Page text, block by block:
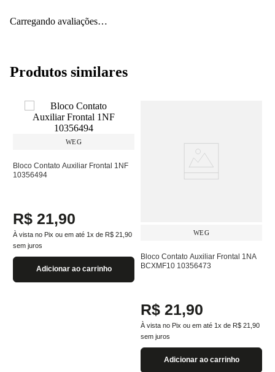
Carregando avaliações…
Produtos similares
WEG
Bloco Contato Auxiliar Frontal 1NF
10356494
R$ 21,90
À vista no Pix ou em até 1x de R$ 21 90
sem juros
Adicionar ao carrinho
WEG
Bloco Contato Auxiliar Frontal 1NA
BCXMF10 10356473
R$ 21,90
À vista no Pix ou em até 1x de R$ 21 90
sem juros
Adicionar ao carrinho